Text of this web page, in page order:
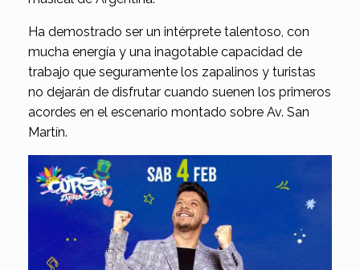
Ha demostrado ser un intérprete talentoso, con
mucha energía y una inagotable capacidad de
trabajo que seguramente los zapalinos y turistas
no dejarán de disfrutar cuando suenen los primeros
acordes en el escenario montado sobre Av. San
Martín.